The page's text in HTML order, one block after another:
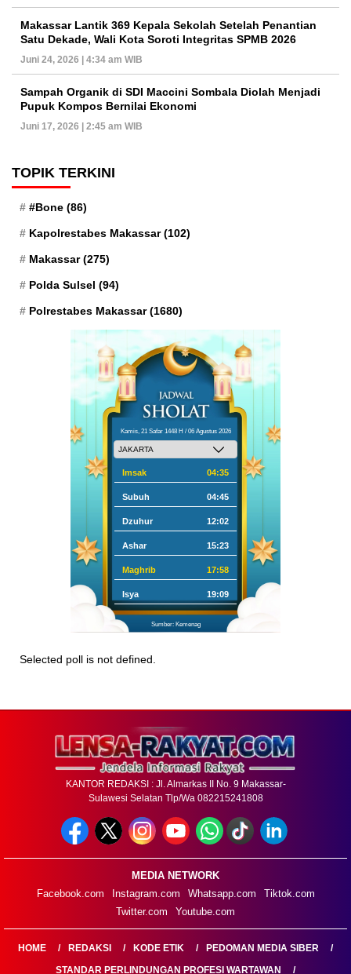
Makassar Lantik 369 Kepala Sekolah Setelah Penantian
Satu Dekade, Wali Kota Soroti Integritas SPMB 2026
Juni 24, 2026 | 4:34 am WIB
Sampah Organik di SDI Maccini Sombala Diolah Menjadi
Pupuk Kompos Bernilai Ekonomi
Juni 17, 2026 | 2:45 am WIB
TOPIK TERKINI
#Bone (86)
Kapolrestabes Makassar(102)
Makassar(275)
Polda Sulsel (94)
Polrestabes Makassar(1680)
Kamis, 21 Safar 1448 H / 06 Agustus 2026
Imsak 04:35
Subuh 04:45
Dzuhur 12:02
Ashar 15:23
Maghrib 17:58
Isya 19:09
Sumber: Kemenag
Selected poll is not defined.
KANTOR REDAKSI : Jl. Almarkas II No. 9 Makassar-
Sulawesi Selatan Tlp/Wa 082215241808
MEDIA NETWORK
Facebook.com
Instagram.com Whatsapp.com
Tiktok.com
Twitter.com
Youtube.com
HOME REDAKSI KODE ETIK
PEDOMAN MEDIA SIBER
STANDAR PERLINDUNGAN PROFESI WARTAWAN